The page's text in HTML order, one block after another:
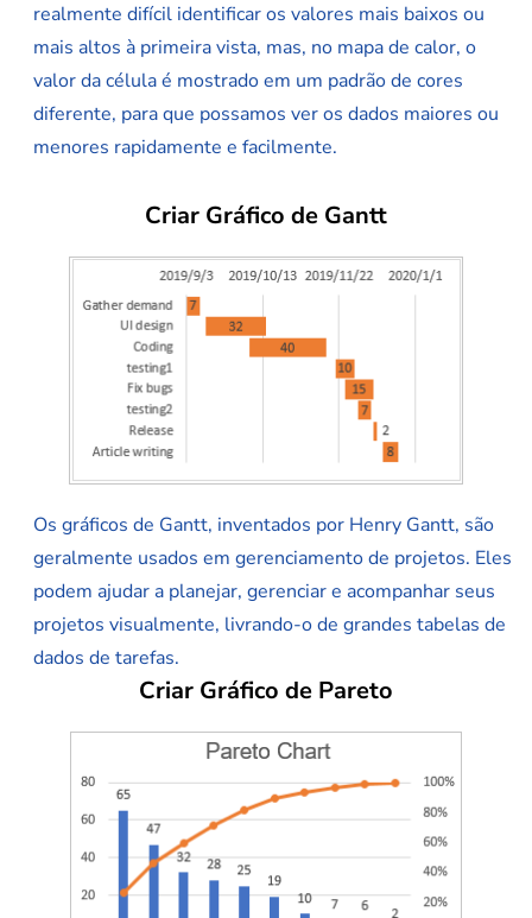
realmente difícil identificar os valores mais baixos ou
mais altos à primeira vista, mas, no mapa de calor, o
valor da célula é mostrado em um padrão de cores
diferente, para que possamos ver os dados maiores ou
menores rapidamente e facilmente.
Criar Gráfico de Gantt
Os gráficos de Gantt, inventados por Henry Gantt, são
geralmente usados em gerenciamento de projetos. Eles
podem ajudar a planejar, gerenciar e acompanhar seus
projetos visualmente, livrando-o de grandes tabelas de
dados de tarefas.
Criar Gráfico de Pareto